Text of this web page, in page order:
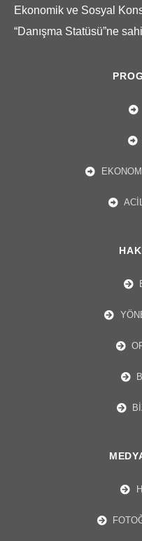
Ekonomik ve Sosyal
“Danışma Statüsü”ne